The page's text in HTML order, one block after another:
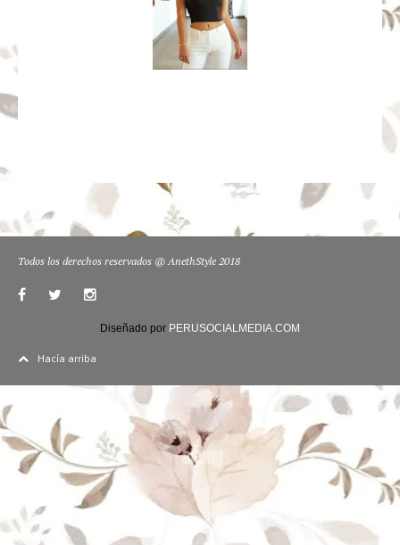
Todos los derechos reservados @ AnethStyle 2018
Diseñado por PERUSOCIALMEDIA.COM
Hacía arriba